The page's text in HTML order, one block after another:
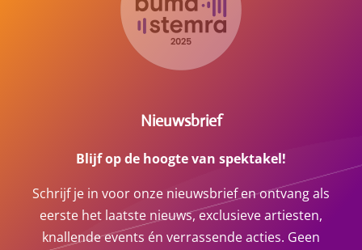
Nieuwsbrief
Blijf op de hoogte van spektakel!
Schrijf je in voor onze nieuwsbrief en ontvang als
eerste het laatste nieuws, exclusieve artiesten,
knallende events én verrassende acties. Geen